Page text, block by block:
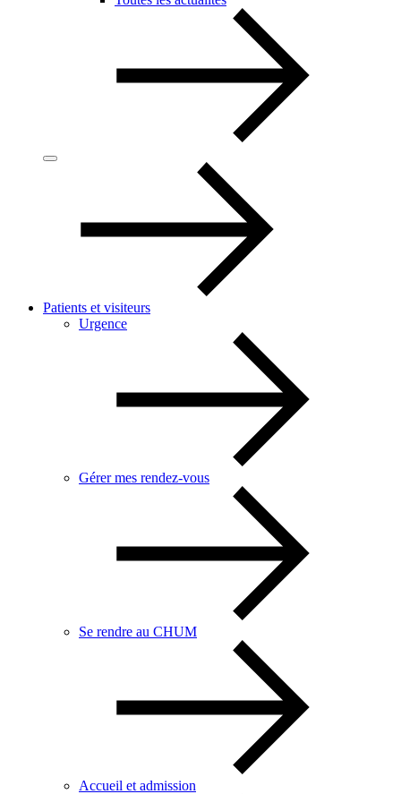
Patients et visiteurs
Urgence
Gérer mes rendez-vous
Se rendre au CHUM
Accueil et admission